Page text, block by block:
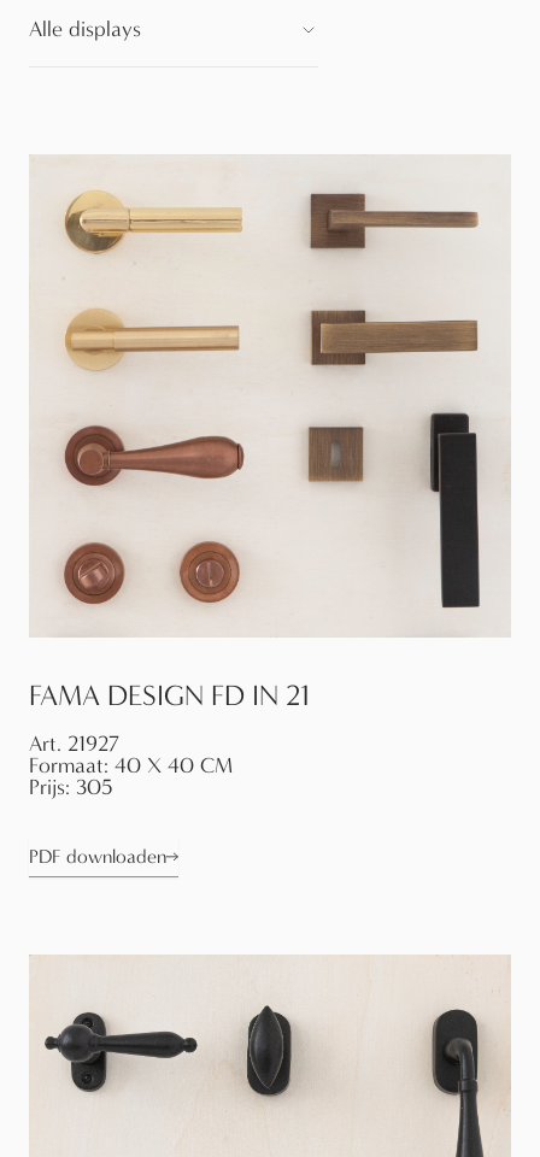
Alle displays
FAMA DESIGN FD IN 21
Art. 21927
Formaat: 40 X 40 CM
Prijs: 305
PDF downloaden